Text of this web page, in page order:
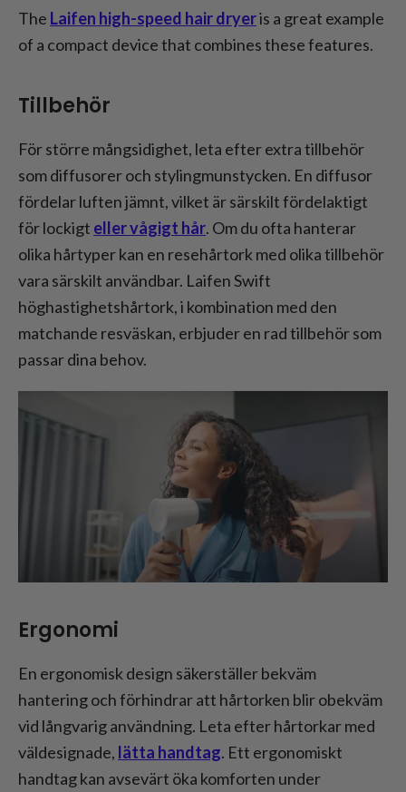
The Laifen high-speed hair dryeris a great example
of a compact device that combines these features.
Tillbehör
För större mångsidighet, leta efter extra tillbehör
som diffusorer och stylingmunstycken. En diffusor
fördelar luften jämnt, vilket är särskilt fördelaktigt
för lockigt eller vågigt hår. Om du ofta hanterar
olika hårtyper kan en resehårtork med olika tillbehör
vara särskilt användbar. Laifen Swift
höghastighetshårtork, i kombination med den
matchande resväskan, erbjuder en rad tillbehör som
passar dina behov.
Ergonomi
En ergonomisk design säkerställer bekväm
hantering och förhindrar att hårtorken blir obekväm
vid långvarig användning. Leta efter hårtorkar med
väldesignade, lätta handtag. Ett ergonomiskt
handtag kan avsevärt öka komforten under